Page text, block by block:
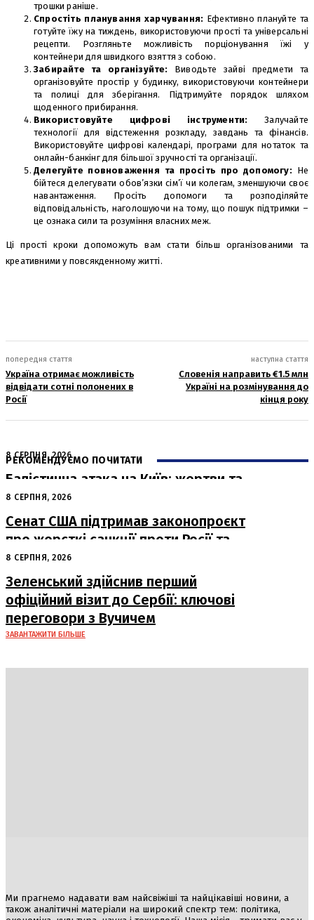
трошки раніше.
Спростіть планування харчування: Ефективно плануйте та
готуйте їжу на тиждень, використовуючи прості та універсальні
рецепти. Розгляньте можливість порціонування їжі у
контейнери для швидкого взяття з собою.
Забирайте та організуйте:
Виводьте зайві предмети та
організовуйте простір у будинку, використовуючи контейнери
та полиці для зберігання. Підтримуйте порядок шляхом
щоденного прибирання.
Використовуйте цифрові інструменти: Залучайте
технології для відстеження розкладу, завдань та фінансів.
Використовуйте цифрові календарі, програми для нотаток та
онлайн-банкінг для більшої зручності та організації.
Делегуйте повноваження та просіть про допомогу: Не
бійтеся делегувати обов’язки сім’ї чи колегам, зменшуючи своє
навантаження. Просіть допомоги та розподіляйте
відповідальність, наголошуючи на тому, що пошук підтримки –
це ознака сили та розуміння власних меж.
Ці прості кроки допоможуть вам стати більш організованими та
креативними у повсякденному житті.
попередня стаття
Україна отримає можливість
відвідати сотні полонених в
Росії
наступна стаття
Словенія направить €1.5 млн
Україні на розмінування до
кінця року
РЕКОМЕНДУЄМО ПОЧИТАТИ
8 СЕРПНЯ, 2026
Балістична атака на Київ: жертви та
руйнування
8 СЕРПНЯ, 2026
Сенат США підтримав законопроєкт
про жорсткі санкції проти Росії та
Ірану
8 СЕРПНЯ, 2026
Зеленський здійснив перший
офіційний візит до Сербії: ключові
переговори з Вучичем
ЗАВАНТАЖИТИ БІЛЬШЕ
Ми прагнемо надавати вам найсвіжіші та найцікавіші новини, а
також аналітичні матеріали на широкий спектр тем: політика,